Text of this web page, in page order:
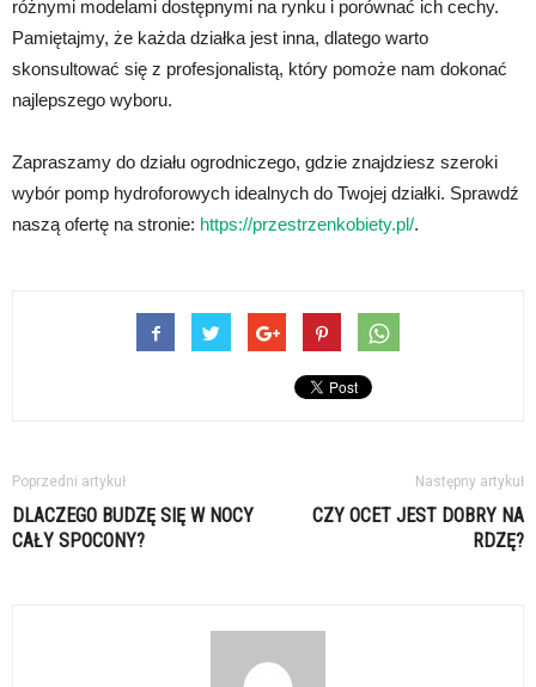
różnymi modelami dostępnymi na rynku i porównać ich cechy.
Pamiętajmy, że każda działka jest inna, dlatego warto
skonsultować się z profesjonalistą, który pomoże nam dokonać
najlepszego wyboru.
Zapraszamy do działu ogrodniczego, gdzie znajdziesz szeroki
wybór pomp hydroforowych idealnych do Twojej działki. Sprawdź
naszą ofertę na stronie: https://przestrzenkobiety.pl/.
Poprzedni artykuł
DLACZEGO BUDZĘ SIĘ W NOCY
CAŁY SPOCONY?
Następny artykuł
CZY OCET JEST DOBRY NA
RDZĘ?